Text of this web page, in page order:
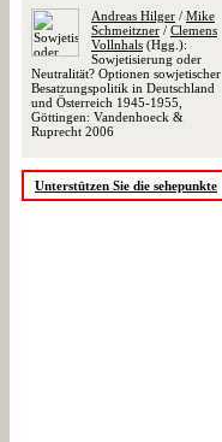
Andreas Hilger / Mike
Schmeitzner / Clemens
Vollnhals (Hgg.):
Sowjetisierung oder
Neutralität? Optionen sowjetischer
Besatzungspolitik in Deutschland
und Österreich 1945-1955,
Göttingen: Vandenhoeck &
Ruprecht 2006
Unterstützen Sie die sehepunkte